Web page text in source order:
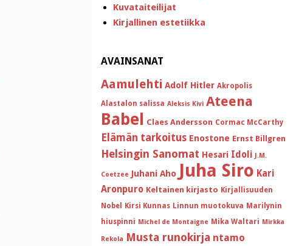
Kuvataiteilijat
Kirjallinen estetiikka
AVAINSANAT
Aamulehti Adolf Hitler Akropolis
Alastalon salissa Aleksis Kivi Ateena
Babel Claes Andersson Cormac McCarthy
Elämän tarkoitus Enostone Ernst Billgren
Helsingin Sanomat Hesari Idoli J.M.
Coetzee Juhani Aho Juha Siro Kari
Aronpuro Keltainen kirjasto Kirjallisuuden
Nobel
Kirsi Kunnas Linnun muotokuva Marilynin
hiuspinni Michel de Montaigne Mika Waltari Mirkka
Rekola Musta runokirja ntamo